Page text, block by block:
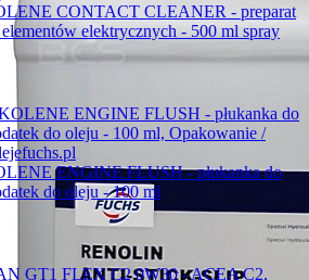
CONTACT CLEANER - preparat
elektrycznych - 500 ml spray
ENGINE FLUSH - płukanka do
do oleju - 100 ml